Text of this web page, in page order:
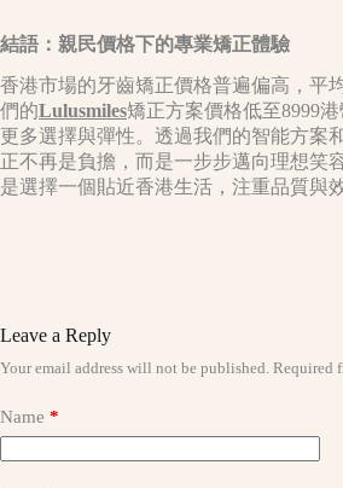
結語：親民價格下的專業矯正體驗
香港市場的牙齒矯正價格普遍偏高，平
們的Lulusmiles矯正方案價格低至8999
更多選擇與彈性。透過我們的智能方案
正不再是負擔，而是一步步邁向理想笑
是選擇一個貼近香港生活，注重品質與
Leave a Reply
Your email address will not be published. Required
Name *
A
t
e
r